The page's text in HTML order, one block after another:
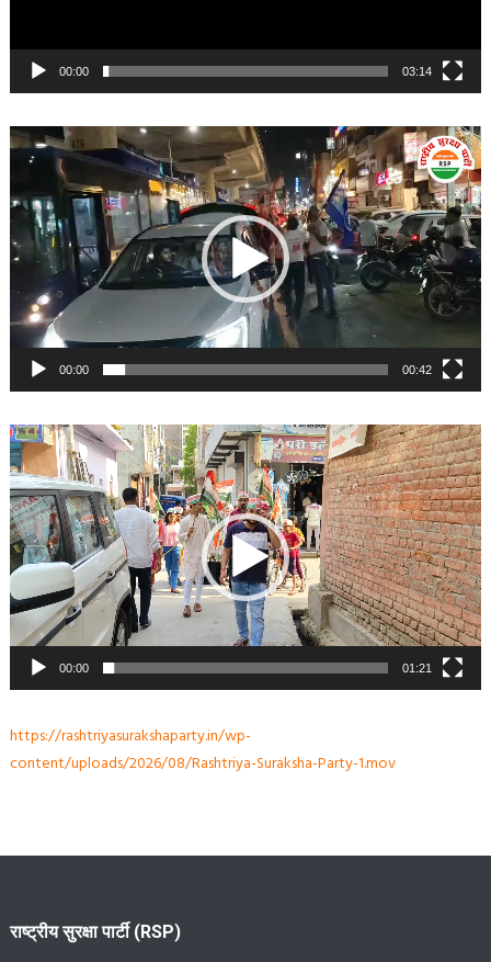
00:00 03:14
Video
Player
00:00 00:42
Video
Player
00:00 01:21
https://rashtriyasurakshaparty.in/wp-
content/uploads/2026/08/Rashtriya-Suraksha-Party-1.mov
राष्ट्रीय सुरक्षा पार्टी (RSP)